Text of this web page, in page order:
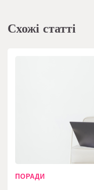
Схожі статті
ПОРАДИ